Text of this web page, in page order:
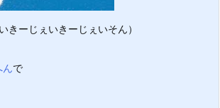
きーじぇいきーじぇいそん）
んで